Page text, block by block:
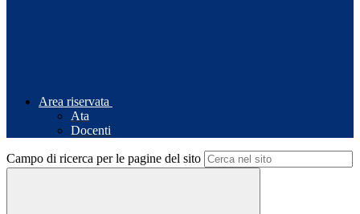
Area riservata
Ata
Docenti
Campo di ricerca per le pagine del sito